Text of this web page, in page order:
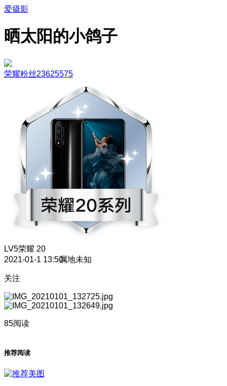
爱摄影
晒太阳的小鸽子
荣耀粉丝23625575
LV5荣耀 20
2021-01-1 13:50属地未知
关注
85阅读
推荐阅读